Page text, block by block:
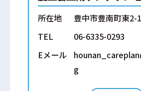
所在地
豊中市豊南町東2-
TEL
06-6335-0293
Eメール
g